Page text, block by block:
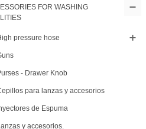
FOR WASHING
pressure hose
- Drawer Knob
para lanzas y accesorios
de Espuma
y accesorios.